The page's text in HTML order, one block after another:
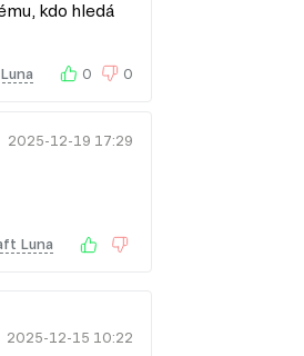
jsou nejen
tvary, což
kdo hledá
0 0
2025-12-19 17:29
Luna
2025-12-15 10:22